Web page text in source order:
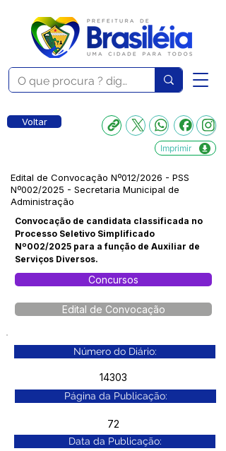
Voltar
Imprimir
Edital de Convocação Nº012/2026 - PSS
Nº002/2025 - Secretaria Municipal de
Administração
Convocação de candidata classificada no
Processo Seletivo Simplificado
Nº002/2025 para a função de Auxiliar de
Serviços Diversos.
Concursos
Edital de Convocação
Número do Diário:
14303
Página da Publicação:
72
Data da Publicação: